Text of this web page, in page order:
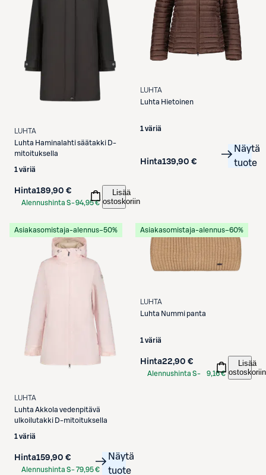
LUHTA
Luhta Haminalahti säätakki D-
mitoituksella
1 väriä
Hinta189,90 €
Alennushinta S-94,95 €
Lisää
ostoskoriin
LUHTA
Luhta Hietoinen
1 väriä
Hinta139,90 €
Näytä
tuote
Asiakasomistaja-alennus−50%
LUHTA
Luhta Akkola vedenpitävä
ulkoilutakki D-mitoituksella
1 väriä
Hinta159,90 €
Alennushinta S-79,95 €
Näytä
tuote
Asiakasomistaja-alennus−60%
LUHTA
Luhta Nummi panta
1 väriä
Hinta22,90 €
Alennushinta S-
9,16 €
Lisää
ostoskoriin